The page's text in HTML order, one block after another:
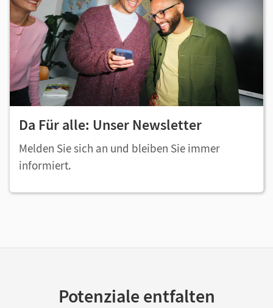
Da Für alle: Unser Newsletter
Melden Sie sich an und bleiben Sie immer
informiert.
Potenziale entfalten